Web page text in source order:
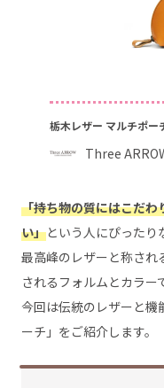
栃木レザー マルチポー
Three
「持ち物の質にはこだわ
い」という人にぴった
最高峰のレザーと称され
されるフォルムとカラー
今回は伝統のレザーと機
ーチ」をご紹介します。